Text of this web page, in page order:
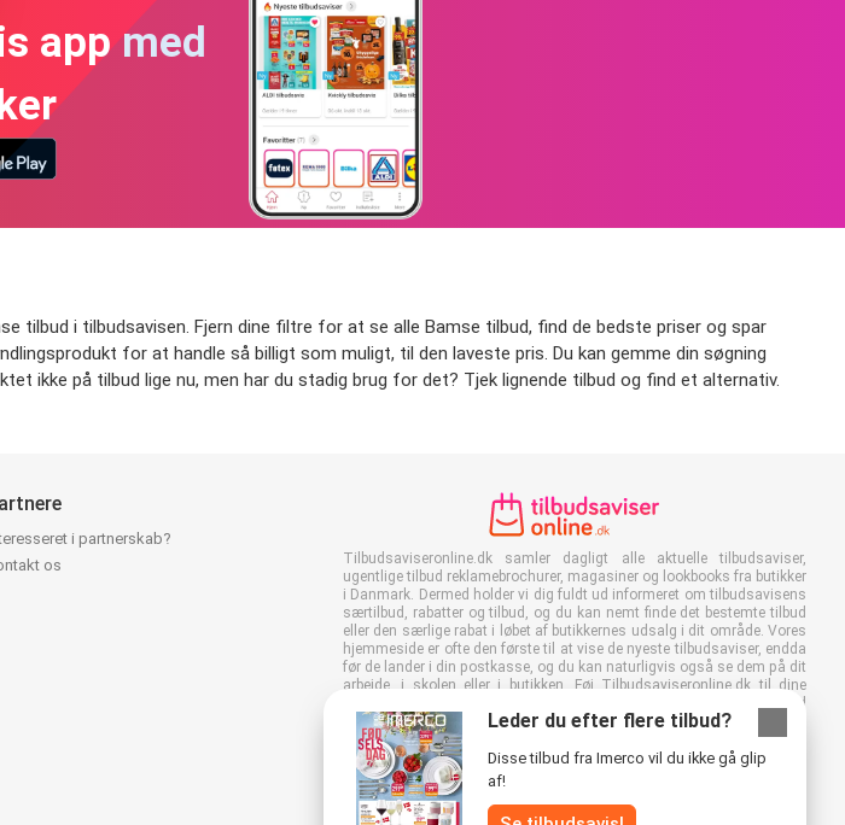
app med
tilbud i tilbudsavisen. Fjern dine filtre for at se alle Bamse tilbud, find de bedste priser og spar
for at handle så billigt som muligt, til den laveste pris. Du kan gemme din søgning
ikke på tilbud lige nu, men har du stadig brug for det? Tjek lignende tilbud og find et alternativ.
Leder du efter flere tilbud?
Disse tilbud fra Imerco vil du ikke gå glip
af!
i partnerskab?
os
Tilbudsaviseronline.dk samler dagligt alle aktuelle tilbudsaviser,
ugentlige tilbud reklamebrochurer, magasiner og lookbooks fra butikker
i Danmark. Dermed holder vi dig fuldt ud informeret om tilbudsavisens
særtilbud, rabatter og tilbud, og du kan nemt finde det bestemte tilbud
eller den særlige rabat i løbet af butikkernes udsalg i dit område. Vores
hjemmeside er ofte den første til at vise de nyeste tilbudsaviser, endda
før de lander i din postkasse, og du kan naturligvis også se dem på dit
arbejde, i skolen eller i butikken. Føj Tilbudsaviseronline.dk til dine
favoritter, og spar en masse tid og penge. Derudover er du også med
til at reducere papiraffald, når du læser digitale reklamer, og det er godt
for miljøet.